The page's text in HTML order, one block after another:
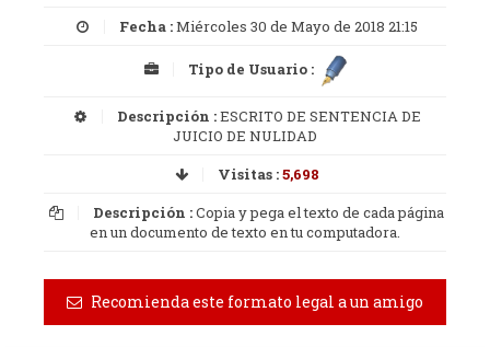
Fecha :Miércoles 30 de Mayo de 2018 21:15
Tipo de Usuario :
Descripción :ESCRITO DE SENTENCIA DE
JUICIO DE NULIDAD
Visitas :5,698
Descripción :Copia y pega el texto de cada página
en un documento de texto en tu computadora.
Recomienda este formato legal a un amigo